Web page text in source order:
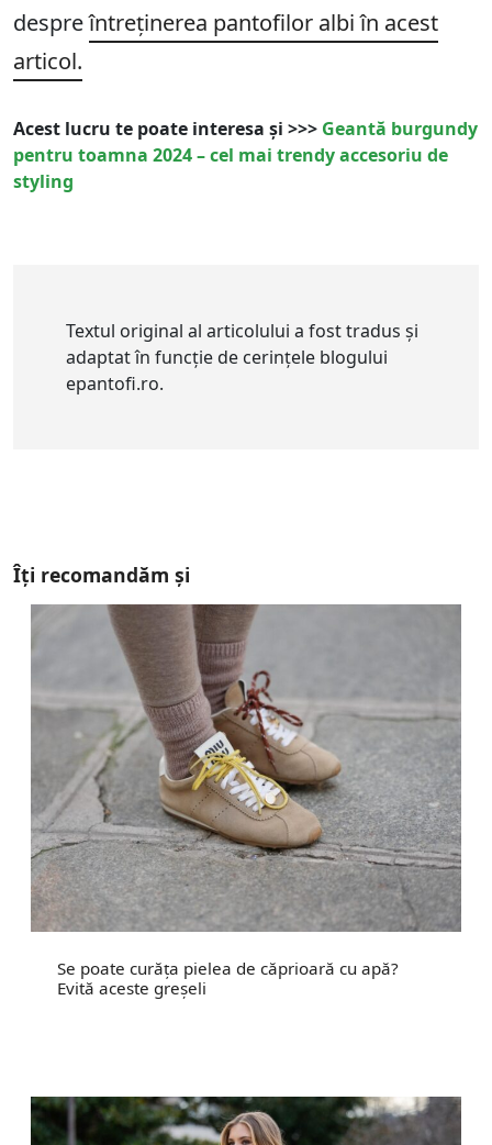
despreîntreținerea pantofilor albi în acest
articol.
Acest lucru te poate interesa și >>> Geantă burgundy
pentru toamna 2024 – cel mai trendy accesoriu de
styling
Textul original al articolului a fost tradus și
adaptat în funcție de cerințele blogului
epantofi.ro.
Îți recomandăm și
Se poate curăța pielea de căprioară cu apă?
Evită aceste greșeli